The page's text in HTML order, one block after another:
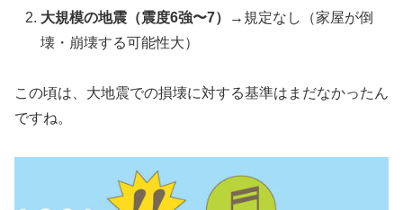
大規模の地震（震度6強〜7）
→規定なし（家屋が倒
壊・崩壊する可能性大）
この頃は、大地震での損壊に対する基準はまだなかったん
ですね。